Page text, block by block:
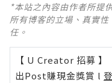
*本站之內容由作者所提
所有博客的立場、真實
任。
【 U Creator 招募 】
出Post賺現金獎賞 l